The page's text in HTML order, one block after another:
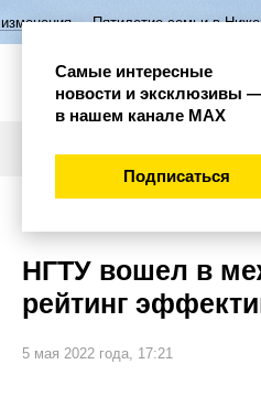
семьи в Нижегородской
НГТУ вошел в
рейтинг
5 мая 2022 года, 17:21
Самые интересные
новости и эксклюзивы
в нашем канале МАХ
Подписаться